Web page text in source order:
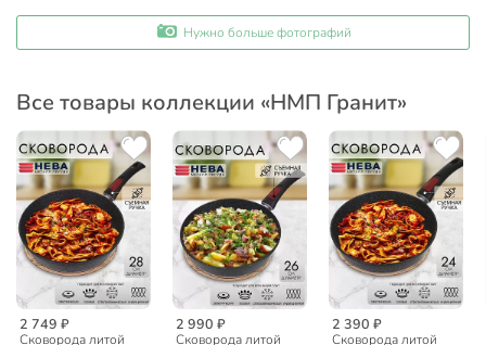
Нужно больше фотографий
Все товары коллекции «НМП Гранит»
2 749 ₽
Сковорода литой
2 990 ₽
Сковорода литой
2 390 ₽
Сковорода литой